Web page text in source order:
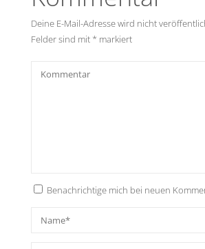
Deine E-Mail-Adresse wird nicht
Felder sind mit * markiert
Benachrichtige mich bei neuen